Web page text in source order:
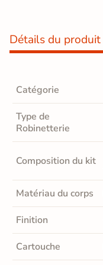
Détails du produit
Catégorie
Type de
Robinetterie
Composition du kit
Matériau du corps
Finition
Cartouche